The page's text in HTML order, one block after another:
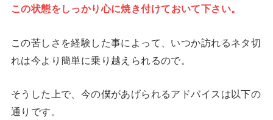
この状態をしっかり心に焼き付けておいて下さい。
この苦しさを経験した事によって、いつか訪れるネタ切
れは今より簡単に乗り越えられるので。
そうした上で、今の僕があげられるアドバイスは以下の
通りです。